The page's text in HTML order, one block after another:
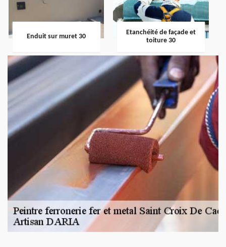
Enduit sur muret 30
Etanchéité de façade et
toiture 30